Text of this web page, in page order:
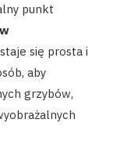
punkt
się prosta i
aby
grzybów,